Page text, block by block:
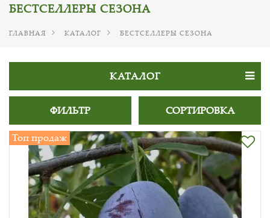
БЕСТСЕЛЛЕРЫ СЕЗОНА
ГЛАВНАЯ КАТАЛОГ БЕСТСЕЛЛЕРЫ СЕЗОНА
КАТАЛОГ
ФИЛЬТР СОРТИРОВКА
Топ продаж